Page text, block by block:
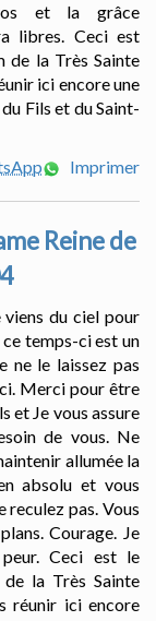
et la grâce
libres. Ceci est
de la Très Sainte
ici encore une
Fils et du Saint-
Imprimer
Reine de
viens du ciel pour
temps-ci est un
ne le laissez pas
Merci pour être
et Je vous assure
de vous. Ne
allumée la
absolu et vous
reculez pas. Vous
Courage. Je
Ceci est le
la Très Sainte
réunir ici encore